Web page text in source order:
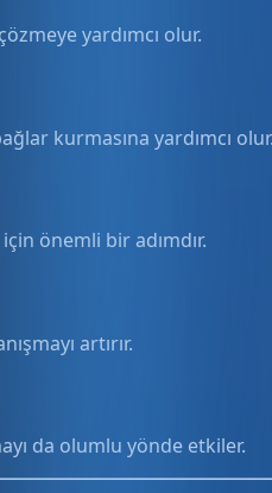
yardımcı olur.
kurmasına yardımcı olur.
önemli bir adımdır.
artırır.
da olumlu yönde etkiler.